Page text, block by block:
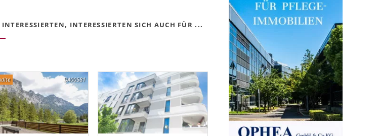
INTERESSIERTEN SICH AUCH FÜR ...
DA00581